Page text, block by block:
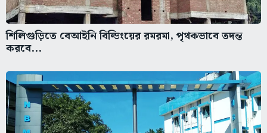
শিলিগুড়িতে বেআইনি বিল্ডিংয়ের রমরমা, পৃথকভাবে তদন্ত
করবে...